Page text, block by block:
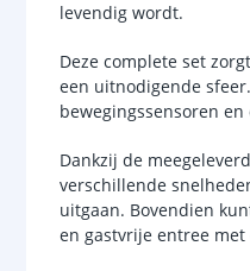
levendig wordt.
Deze complete set
een uitnodigende
bewegingssensoren
Dankzij de
verschillende
uitgaan. Bovendien
en gastvrije entree met